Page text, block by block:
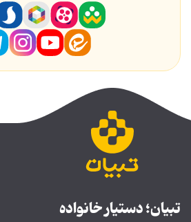
تبیان؛ دستیار خانواده